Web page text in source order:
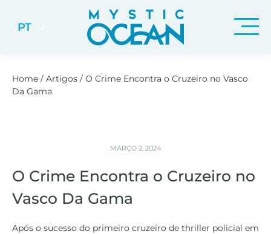
PT
Home / Artigos / O Crime Encontra o Cruzeiro no Vasco
Da Gama
MARÇO 2, 2024
O Crime Encontra o Cruzeiro no
Vasco Da Gama
Após o sucesso do primeiro cruzeiro de thriller policial em